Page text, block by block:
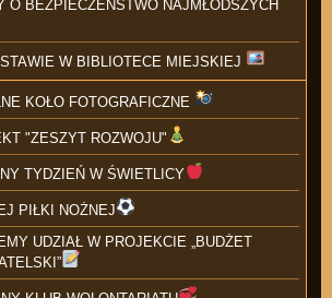
O BEZPIECZEŃSTWO NAJMŁODSZYCH
W BIBLIOTECE MIEJSKIEJ
KOŁO FOTOGRAFICZNE
"ZESZYT ROZWOJU"
TYDZIEŃ W ŚWIETLICY
PIŁKI NOŻNEJ
UDZIAŁ W PROJEKCIE „BUDŻET